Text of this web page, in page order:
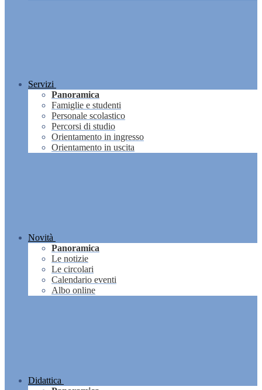
Servizi
Panoramica
Famiglie e studenti
Personale scolastico
Percorsi di studio
Orientamento in ingresso
Orientamento in uscita
Novità
Panoramica
Le notizie
Le circolari
Calendario eventi
Albo online
Didattica